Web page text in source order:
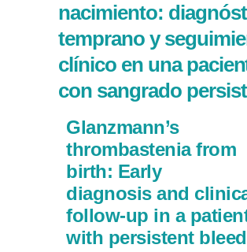
nacimiento:
temprano y
clínico en una
con sangrado
Glanzmann’s
thrombastenia from
birth: Early
diagnosis and
follow-up in a
with persistent